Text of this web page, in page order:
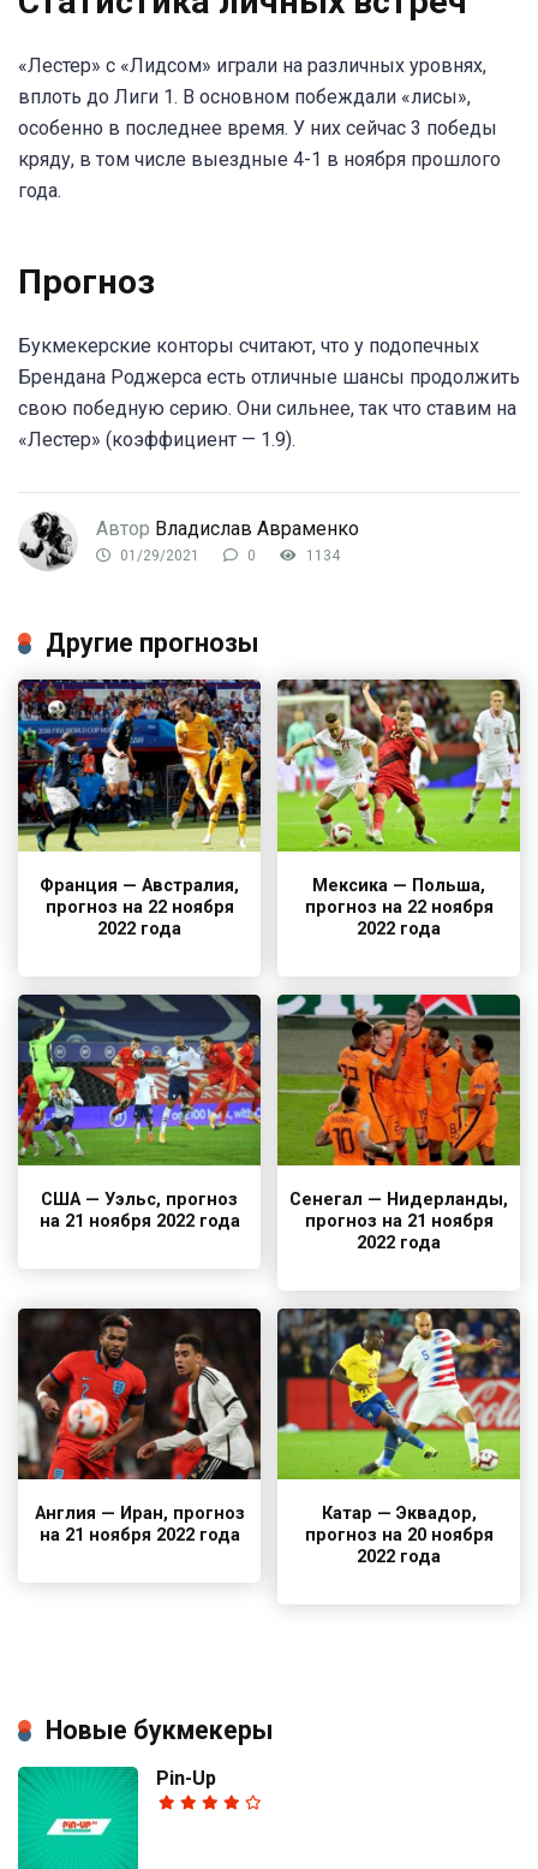
«Лестер» с «Лидсом» играли на различных уровнях,
вплоть до Лиги 1. В основном побеждали «лисы»,
особенно в последнее время. У них сейчас 3 победы
кряду, в том числе выездные 4-1 в ноября прошлого
года.
Прогноз
Букмекерские конторы считают, что у подопечных
Брендана Роджерса есть отличные шансы продолжить
свою победную серию. Они сильнее, так что ставим на
«Лестер» (коэффициент — 1.9).
Автор Владислав Авраменко
01/29/2021 0 1134
Другие прогнозы
Франция — Австралия,
прогноз на 22 ноября
2022 года
Мексика — Польша,
прогноз на 22 ноября
2022 года
США — Уэльс, прогноз
на 21 ноября 2022 года
Сенегал — Нидерланды,
прогноз на 21 ноября
2022 года
Англия — Иран, прогноз
на 21 ноября 2022 года
Катар — Эквадор,
прогноз на 20 ноября
2022 года
Новые букмекеры
Pin-Up